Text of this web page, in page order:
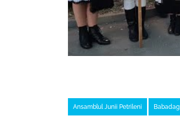
Ansamblul Junii Petrileni Babadag